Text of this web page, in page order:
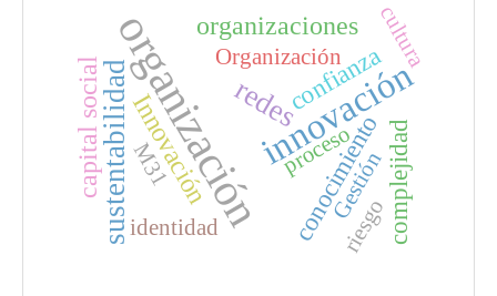
organizacióninnovación
redes
sustentabilidadInnovación
organizaciones
capital social conocimientocomplejidad
confianza
Organización
procesoGestión
M31
identidad riesgo
cultura